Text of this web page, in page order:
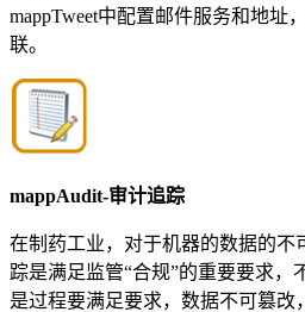
mappTweet中配置邮件服务和地址
联。
mappAudit-审计追踪
在制药工业，对于机器的数据的不
踪是满足监管“合规”的重要要求，
是过程要满足要求，数据不可篡改